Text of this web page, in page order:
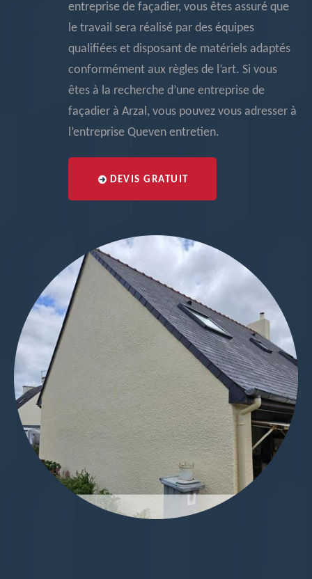
entreprise de façadier, vous êtes assuré que
le travail sera réalisé par des équipes
qualifiées et disposant de matériels adaptés
conformément aux règles de l’art. Si vous
êtes à la recherche d’une entreprise de
façadier à Arzal, vous pouvez vous adresser à
l’entreprise Queven entretien.
DEVIS GRATUIT